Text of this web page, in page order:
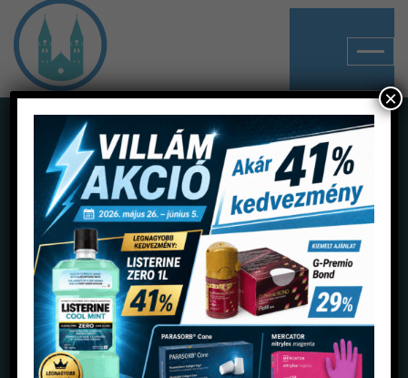
Shop
Home
Termékek
Gyógyhatású készítmények
Gyökérkezeléshez készítmények
EDTA 18%-os 30 ml folyadék
×